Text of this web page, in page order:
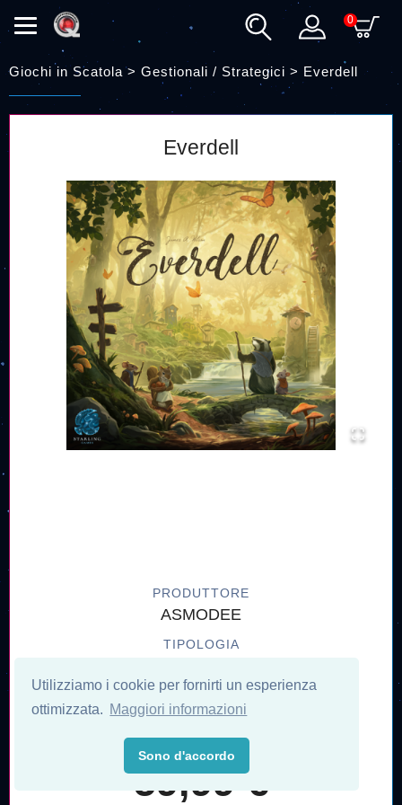
Utilizziamo i cookie per fornirti un esperienza
ottimizzata. Maggiori informazioni
Sono d'accordo
0
Giochi in Scatola > Gestionali / Strategici > Everdell
Everdell
PRODUTTORE
ASMODEE
TIPOLOGIA
Gestionali / Strategici
59,99 €